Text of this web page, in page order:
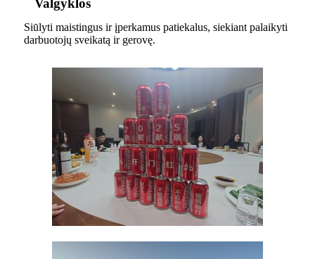
Valgyklos
Siūlyti maistingus ir įperkamus patiekalus, siekiant palaikyti
darbuotojų sveikatą ir gerovę.